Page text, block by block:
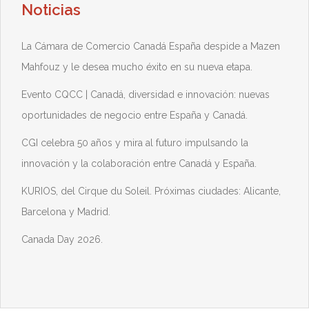
Noticias
La Cámara de Comercio Canadá España despide a Mazen
Mahfouz y le desea mucho éxito en su nueva etapa.
Evento CQCC | Canadá, diversidad e innovación: nuevas
oportunidades de negocio entre España y Canadá.
CGI celebra 50 años y mira al futuro impulsando la
innovación y la colaboración entre Canadá y España.
KURIOS, del Cirque du Soleil. Próximas ciudades: Alicante,
Barcelona y Madrid.
Canada Day 2026.